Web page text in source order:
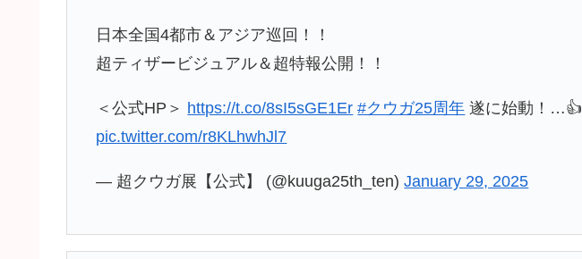
日本全国4都市＆アジア巡回！！
超ティザービジュアル＆超特報公開！！
＜公式HP＞ https://t.co/8sI5sGE1Er #クウガ25周年 遂に始動！…👍
pic.twitter.com/r8KLhwhJl7
— 超クウガ展【公式】 (@kuuga25th_ten)January 29, 2025